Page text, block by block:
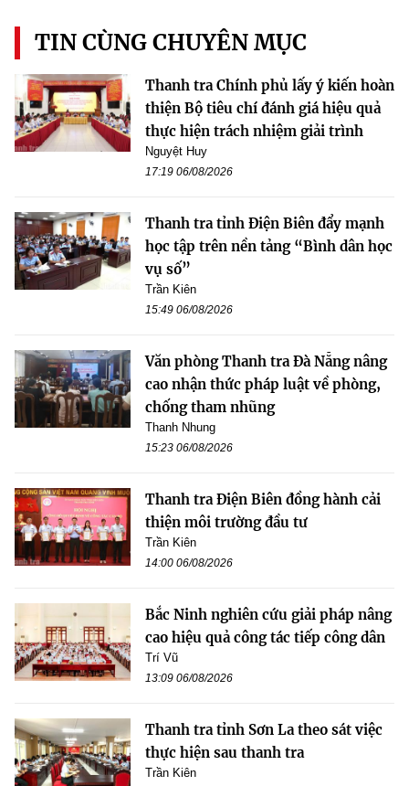
TIN CÙNG CHUYÊN MỤC
Thanh tra Chính phủ lấy ý kiến hoàn
thiện Bộ tiêu chí đánh giá hiệu quả
thực hiện trách nhiệm giải trình
Nguyệt Huy
17:19 06/08/2026
Thanh tra tỉnh Điện Biên đẩy mạnh
học tập trên nền tảng “Bình dân học
vụ số”
Trần Kiên
15:49 06/08/2026
Văn phòng Thanh tra Đà Nẵng nâng
cao nhận thức pháp luật về phòng,
chống tham nhũng
Thanh Nhung
15:23 06/08/2026
Thanh tra Điện Biên đồng hành cải
thiện môi trường đầu tư
Trần Kiên
14:00 06/08/2026
Bắc Ninh nghiên cứu giải pháp nâng
cao hiệu quả công tác tiếp công dân
Trí Vũ
13:09 06/08/2026
Thanh tra tỉnh Sơn La theo sát việc
thực hiện sau thanh tra
Trần Kiên